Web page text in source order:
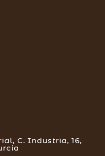
C. Industria, 16,